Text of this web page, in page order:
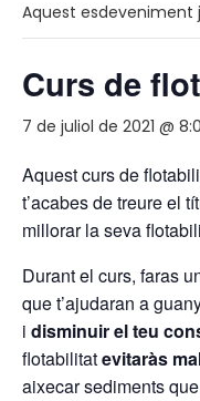
Aquest esdeveniment
Curs de
7 de juliol de 2021 @
Aquest curs de
t’acabes de treure el
millorar la seva
Durant el curs, faras
que t’ajudaran a
i disminuir el teu
flotabilitatevitaràs
aixecar sediments